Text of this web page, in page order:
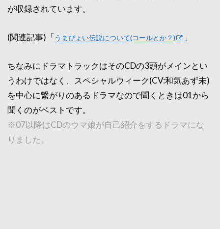
が収録されています。
(関連記事)「うまぴょい伝説について(コールとか？) 」
ちなみにドラマトラックはそのCDの3頭がメインとい
うわけではなく、スペシャルウィーク(CV:和気あず未)
を中心に繋がりのあるドラマなので聞くときは01から
聞くのがベストです。
※07以降はCDのウマ娘が自己紹介をするドラマにな
りました。